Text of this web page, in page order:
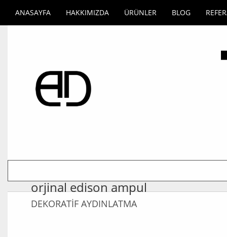
ANASAYFA HAKKIMIZDA ÜRÜNLER BLOG
orjinal edison ampul
DEKORATİF AYDINLATMA